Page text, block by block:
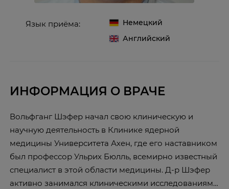
Язык приёма:
Немецкий
Английский
ИНФОРМАЦИЯ О ВРАЧЕ
Вольфганг Шэфер начал свою клиническую и
научную деятельность в Клинике ядерной
медицины Университета Ахен, где его наставником
был профессор Ульрих Бюлль, всемирно известный
специалист в этой области медицины. Д-р Шэфер
активно занимался клиническими исследованиями